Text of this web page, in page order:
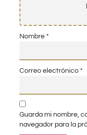
Nombre *
Correo electrónico *
Guarda mi nombre,
navegador para la